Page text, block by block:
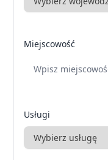
Miejscowość
Usługi